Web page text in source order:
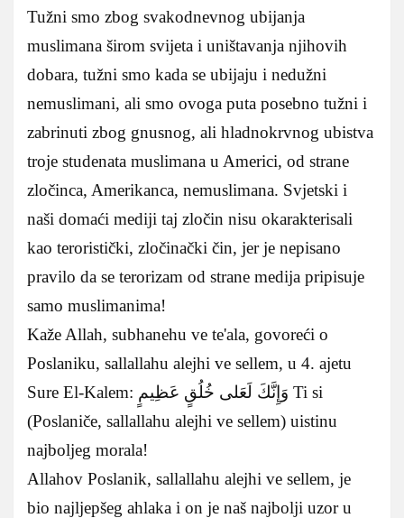
Tužni smo zbog svakodnevnog ubijanja
muslimana širom svijeta i uništavanja njihovih
dobara, tužni smo kada se ubijaju i nedužni
nemuslimani, ali smo ovoga puta posebno tužni i
zabrinuti zbog gnusnog, ali hladnokrvnog ubistva
troje studenata muslimana u Americi, od strane
zločinca, Amerikanca, nemuslimana. Svjetski i
naši domaći mediji taj zločin nisu okarakterisali
kao teroristički, zločinački čin, jer je nepisano
pravilo da se terorizam od strane medija pripisuje
samo muslimanima!
Kaže Allah, subhanehu ve te'ala, govoreći o
Poslaniku, sallallahu alejhi ve sellem, u 4. ajetu
Sure El-Kalem: وَإِنَّكَ لَعَلى خُلُقٍ عَظِيمٍ Ti si
(Poslaniče, sallallahu alejhi ve sellem) uistinu
najboljeg morala!
Allahov Poslanik, sallallahu alejhi ve sellem, je
bio najljepšeg ahlaka i on je naš najbolji uzor u